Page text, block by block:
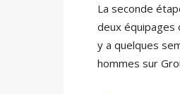
La seconde
deux équipages
y a quelques
hommes sur